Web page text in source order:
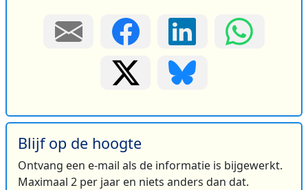
Blijf op de hoogte
Ontvang een e-mail als de informatie is bijgewerkt.
Maximaal 2 per jaar en niets anders dan dat.